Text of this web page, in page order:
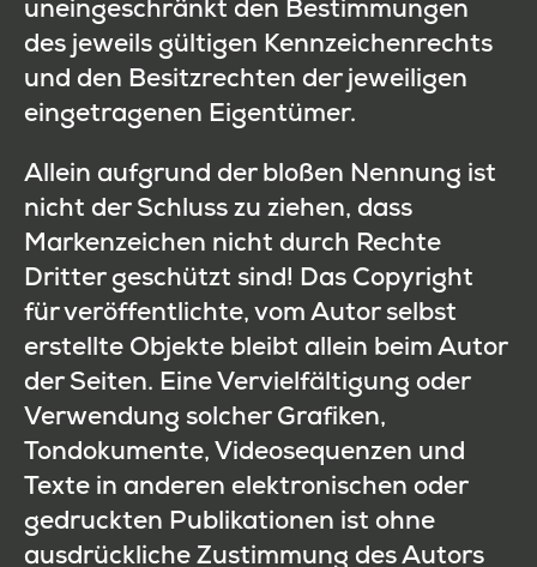
uneingeschränkt den Bestimmungen
des jeweils gültigen Kennzeichenrechts
und den Besitzrechten der jeweiligen
eingetragenen Eigentümer.
Allein aufgrund der bloßen Nennung ist
nicht der Schluss zu ziehen, dass
Markenzeichen nicht durch Rechte
Dritter geschützt sind! Das Copyright
für veröffentlichte, vom Autor selbst
erstellte Objekte bleibt allein beim Autor
der Seiten. Eine Vervielfältigung oder
Verwendung solcher Grafiken,
Tondokumente, Videosequenzen und
Texte in anderen elektronischen oder
gedruckten Publikationen ist ohne
ausdrückliche Zustimmung des Autors